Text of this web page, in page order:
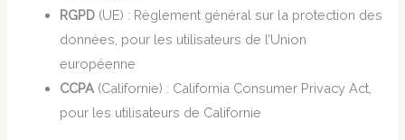
RGPD (UE) : Règlement général sur la protection des
données, pour les utilisateurs de l’Union
européenne
CCPA (Californie) : California Consumer Privacy Act,
pour les utilisateurs de Californie